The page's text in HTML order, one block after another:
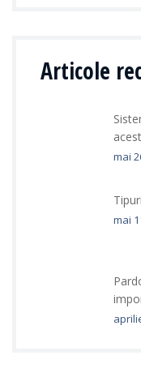
Articole
mai
mai